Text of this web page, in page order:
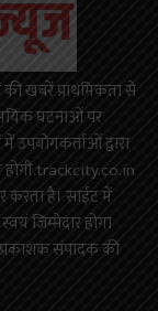
खबरें प्राथमिकता से
घटनाओं पर
उपयोगकर्ताओं द्वारा
होगी.trackcity.co.in
करता है। साईट में
जिम्मेदार होगा
संपादक की